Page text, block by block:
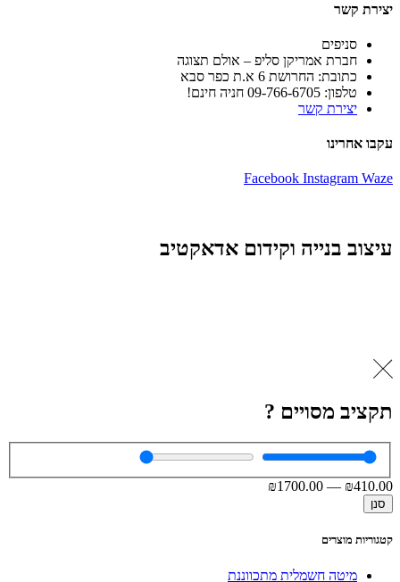
יצירת קשר
סניפים
חברת אמריקן סליפ – אולם תצוגה
כתובת: החרושת 6 א.ת כפר סבא
טלפון: 09-766-6705 חניה חינם!
יצירת קשר
עקבו אחרינו
Facebook Instagram Waze
עיצוב בנייה וקידום אדאקטיב
תקציב מסויים ?
₪410.00
—
₪1700.00
סנן
קטגוריות מוצרים
מיטה חשמלית מתכווננת